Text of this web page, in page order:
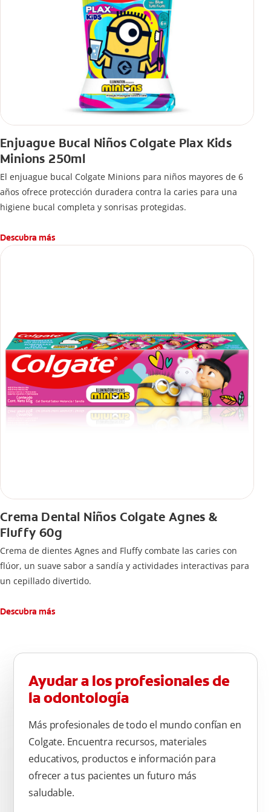
Enjuague Bucal Niños Colgate Plax Kids
Minions 250ml
El enjuague bucal Colgate Minions para niños mayores de 6
años ofrece protección duradera contra la caries para una
higiene bucal completa y sonrisas protegidas.
Descubra más
Crema Dental Niños Colgate Agnes &
Fluffy 60g
Crema de dientes Agnes and Fluffy combate las caries con
flúor, un suave sabor a sandía y actividades interactivas para
un cepillado divertido.
Descubra más
Ayudar a los profesionales de
la odontología
Más profesionales de todo el mundo confían en
Colgate. Encuentra recursos, materiales
educativos, productos e información para
ofrecer a tus pacientes un futuro más
saludable.